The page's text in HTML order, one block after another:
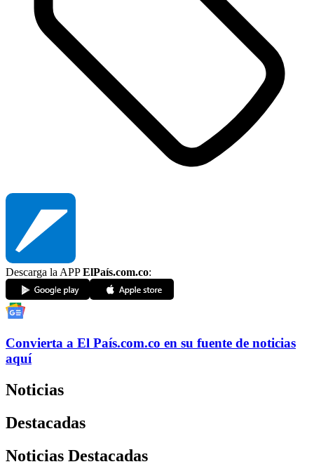
Descarga la APPElPaís.com.co:
Convierta a El País.com.co en su fuente de noticias
aquí
Noticias
Destacadas
Noticias Destacadas